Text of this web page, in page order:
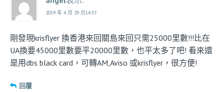
2019 年 4 月 29 日14:57
剛發現krisflyer 換香港來回關島來回只需25000里數!!!比在
UA換要45000里數要平20000里數，也平太多了吧! 看來還
是用dbs black card，可轉AM,Aviso 或krisflyer，很方便!
回覆